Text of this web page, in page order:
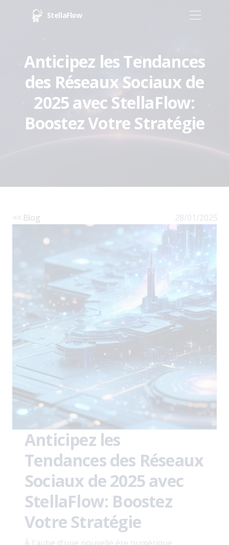
StellaFlow
Anticipez les Tendances
des Réseaux Sociaux de
2025 avec StellaFlow:
Boostez Votre Stratégie
<< Blog 28/01/2025
Anticipez les
Tendances des Réseaux
Sociaux de 2025 avec
StellaFlow: Boostez
Votre Stratégie